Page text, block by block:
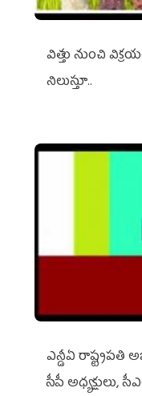
విత్తు నుంచి
నిలుస్తూ..
ఎన్డీఏ రాష్ట్ర‌ప‌తి
సీపీ అధ్య‌క్షులు,